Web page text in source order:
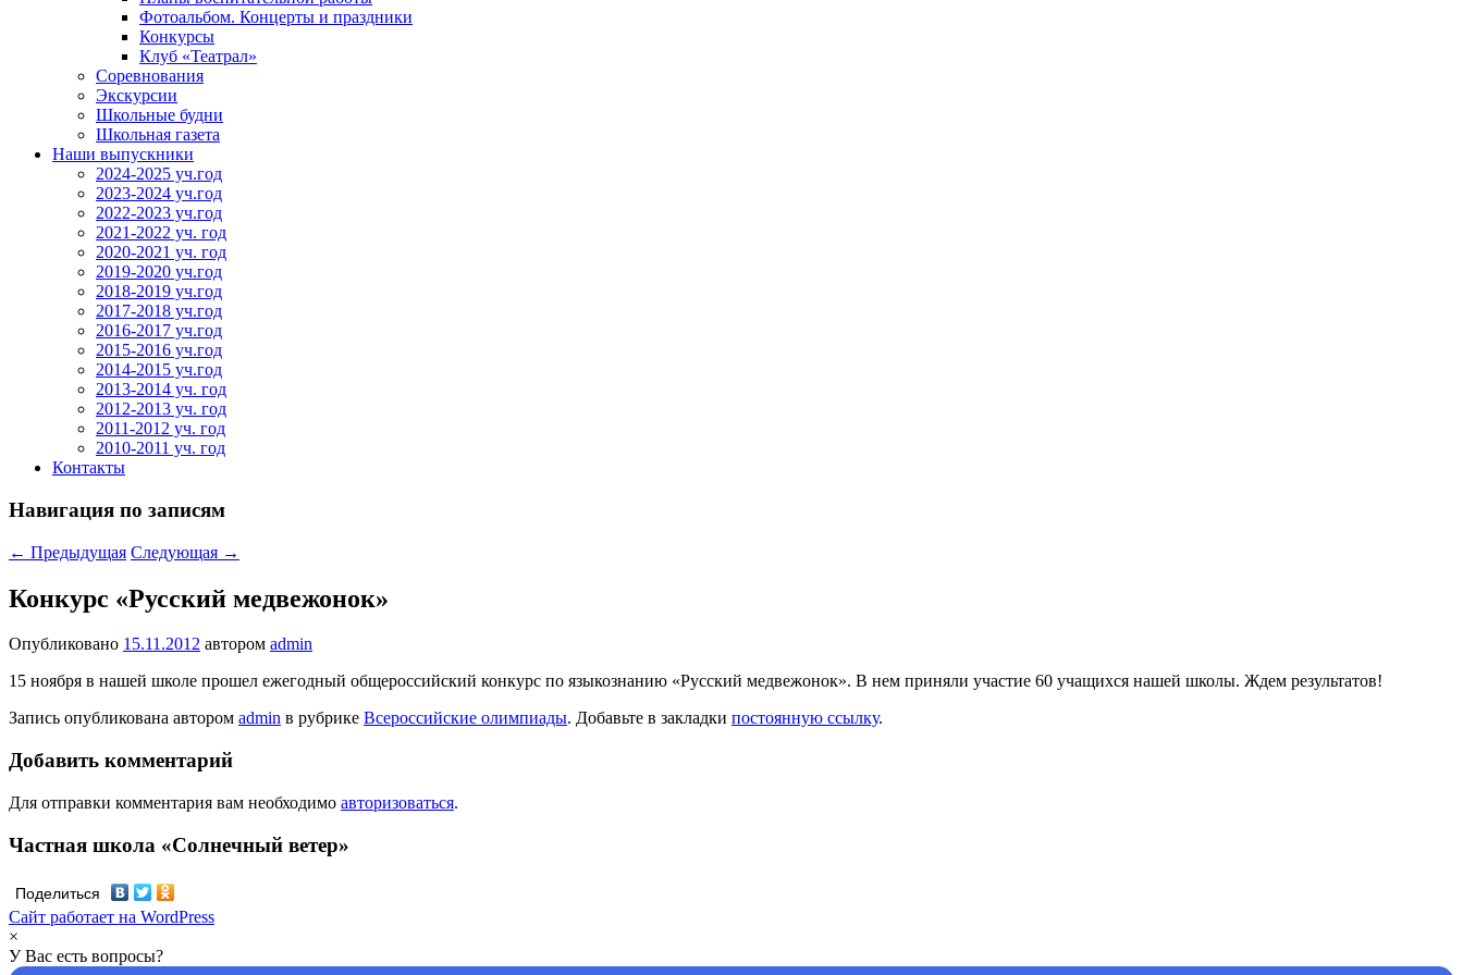
Фотоальбом. Концерты и праздники
Конкурсы
Клуб «Театрал»
Соревнования
Экскурсии
Школьные будни
Школьная газета
Наши выпускники
2024-2025 уч.год
2023-2024 уч.год
2022-2023 уч.год
2021-2022 уч. год
2020-2021 уч. год
2019-2020 уч.год
2018-2019 уч.год
2017-2018 уч.год
2016-2017 уч.год
2015-2016 уч.год
2014-2015 уч.год
2013-2014 уч. год
2012-2013 уч. год
2011-2012 уч. год
2010-2011 уч. год
Контакты
Навигация по записям
← Предыдущая Следующая →
Конкурс «Русский медвежонок»
Опубликовано 15.11.2012 автором admin
15 ноября в нашей школе прошел ежегодный общероссийский конкурс по языкознанию «Русский медвежонок». В нем приняли участие 60 учащихся нашей школы. Ждем результатов!
Запись опубликована автором admin в рубрике Всероссийские олимпиады. Добавьте в закладки постоянную ссылку.
Добавить комментарий
Для отправки комментария вам необходимо авторизоваться.
Частная школа «Солнечный ветер»
Поделиться
Сайт работает на WordPress
×
У Вас есть вопросы?